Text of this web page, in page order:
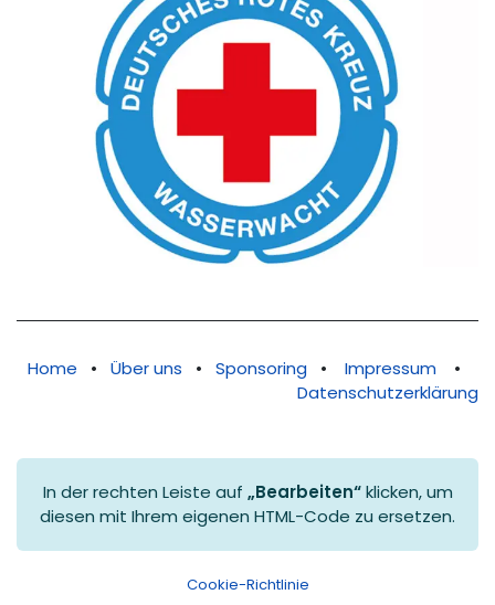
Home • Über uns • Sponsoring • Impressum
•
Datenschutzerklärung
In der rechten Leiste auf „Bearbeiten“klicken, um
diesen mit Ihrem eigenen HTML-Code zu ersetzen.
Cookie-Richtlinie